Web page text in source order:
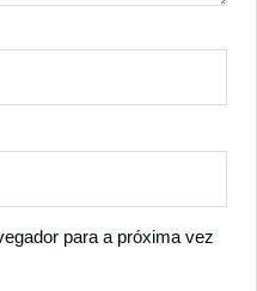
para a próxima vez